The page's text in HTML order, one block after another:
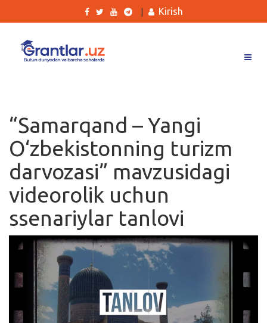
Ishlar
Kurslar
Blog
Yana
Qidirish
Kirish
Kirish
“Samarqand – Yangi
O‘zbekistonning turizm
darvozasi” mavzusidagi
videorolik uchun
ssenariylar tanlovi